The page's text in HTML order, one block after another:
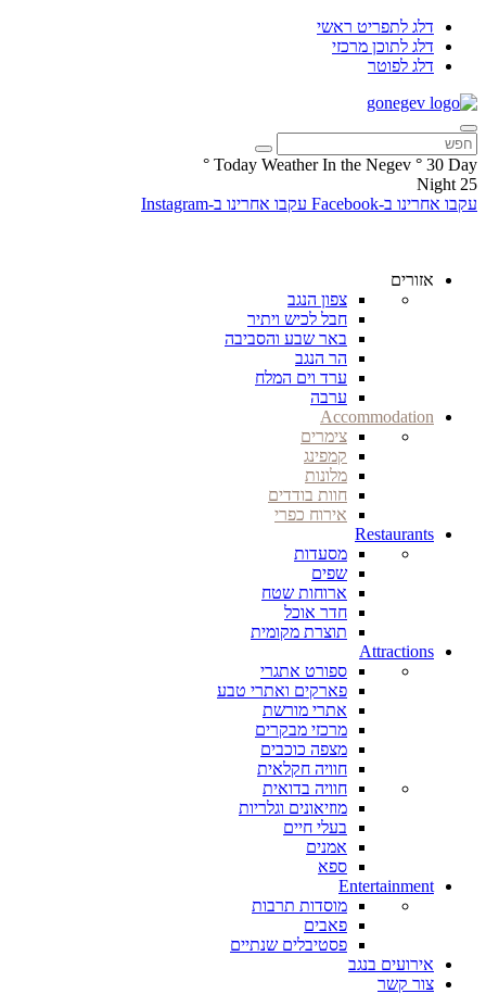
דלג לתפריט ראשי
דלג לתוכן מרכזי
דלג לפוטר
Today Weather In the Negev ° 30 Day
°
25
Night
עקבו אחרינו ב-Facebook
עקבו אחרינו ב-Instagram
אזורים
צפון הנגב
חבל לכיש ויתיר
באר שבע והסביבה
הר הנגב
ערד וים המלח
ערבה
Accommodation
צימרים
קמפינג
מלונות
חוות בודדים
אירוח כפרי
Restaurants
מסעדות
שפים
ארוחות שטח
חדר אוכל
תוצרת מקומית
Attractions
ספורט אתגרי
פארקים ואתרי טבע
אתרי מורשת
מרכזי מבקרים
מצפה כוכבים
חוויה חקלאית
חוויה בדואית
מוזיאונים וגלריות
בעלי חיים
אמנים
ספא
Entertainment
מוסדות תרבות
פאבים
פסטיבלים שנתיים
אירועים בנגב
צור קשר